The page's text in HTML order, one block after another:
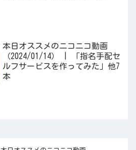
本日オススメのニコニコ動画
（2024/01/14） | 「指名手配セ
ルフサービスを作ってみた」他7
本